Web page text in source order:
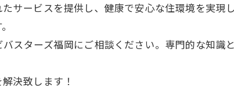
サービスを提供し、健康で安心な住環境を実現
スターズ福岡にご相談ください。専門的な知識
決致します！